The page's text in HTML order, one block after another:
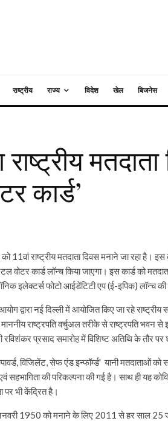
राष्ट्रीय राज्य विदेश खेल बिजनेस
कार्ड’
11वां राष्ट्रीय मतदाता दिवस मनाने जा रहा है।
वोटर कार्ड लॉन्च किया जाएगा। इस कार्ड को
इलेक्टर्स फोटो आईडेंटिटी एप (ई-इपिक) लॉन्च की
द्वारा नई दिल्ली में आयोजित किए जा रहे
राष्ट्रपति वर्चुअल तरीके से राष्ट्रपति भवन
प्रसाद समारोह में विशिष्ट अतिथि के तौर पर
विजिलेंट, सेफ एंड इन्‍फॉर्म्‍ड' यानी मतदाताओं
की परिकल्पना की गई है। साथ ही यह
पर भी केंद्रित है।
1950 को मनाने के लिए 2011 से हर साल 25